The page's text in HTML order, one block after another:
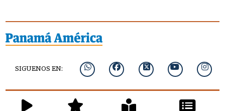
SIGUENOS EN: